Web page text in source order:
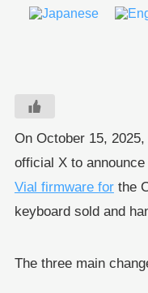
On October 15,
official X to
Vial firmware forthe
keyboard sold and
The three main